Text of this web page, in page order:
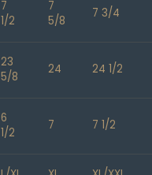
7
1/2
7
5/8
7 3/4
23
5/8
24 24 1/2
6
1/2
7 7 1/2